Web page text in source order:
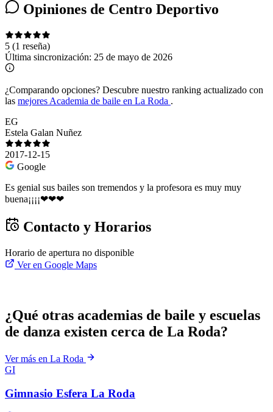
Opiniones de Centro Deportivo
5 (1 reseña)
Última sincronización: 25 de mayo de 2026
¿Comparando opciones? Descubre nuestro ranking actualizado con
las mejores Academia de baile en La Roda .
EG
Estela Galan Nuñez
2017-12-15
Google
Es genial sus bailes son tremendos y la profesora es muy muy
buena¡¡¡¡❤❤❤
Contacto y Horarios
Horario de apertura no disponible
Ver en Google Maps
¿Qué otras academias de baile y escuelas
de danza existen cerca de La Roda?
Ver más en La Roda
GI
Gimnasio Esfera La Roda